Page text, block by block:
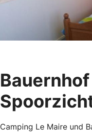
Bauernhof
Camping Le Maire und